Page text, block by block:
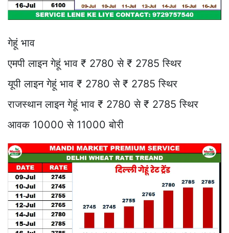
गेहूं भाव
एमपी लाइन गेहूं भाव ₹ 2780 से ₹ 2785 स्थिर
यूपी लाइन गेहूं भाव ₹ 2780 से ₹ 2785 स्थिर
राजस्थान लाइन गेहूं भाव ₹ 2780 से ₹ 2785 स्थिर
आवक 10000 से 11000 बोरी